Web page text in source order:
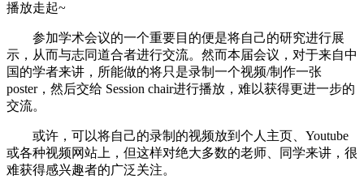
播放走起~
参加学术会议的一个重要目的便是将自己的研究进行展
示，从而与志同道合者进行交流。然而本届会议，对于来自中
国的学者来讲，所能做的将只是录制一个视频/制作一张
poster，然后交给 Session chair进行播放，难以获得更进一步的
交流。
或许，可以将自己的录制的视频放到个人主页、Youtube
或各种视频网站上，但这样对绝大多数的老师、同学来讲，很
难获得感兴趣者的广泛关注。